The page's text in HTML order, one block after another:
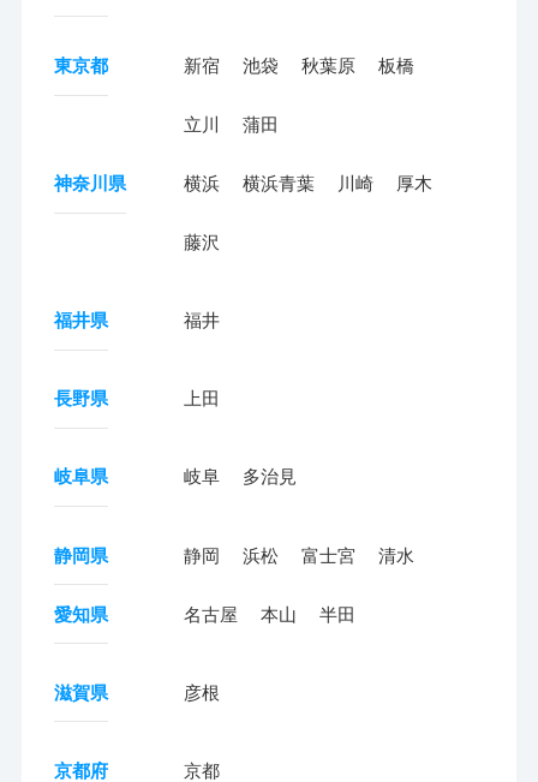
東京都 新宿 池袋 秋葉原 板橋
立川 蒲田
神奈川県 横浜 横浜青葉 川崎 厚木
藤沢
福井県 福井
長野県 上田
岐阜県 岐阜 多治見
静岡県 静岡 浜松 富士宮 清水
愛知県 名古屋 本山 半田
滋賀県 彦根
京都府 京都